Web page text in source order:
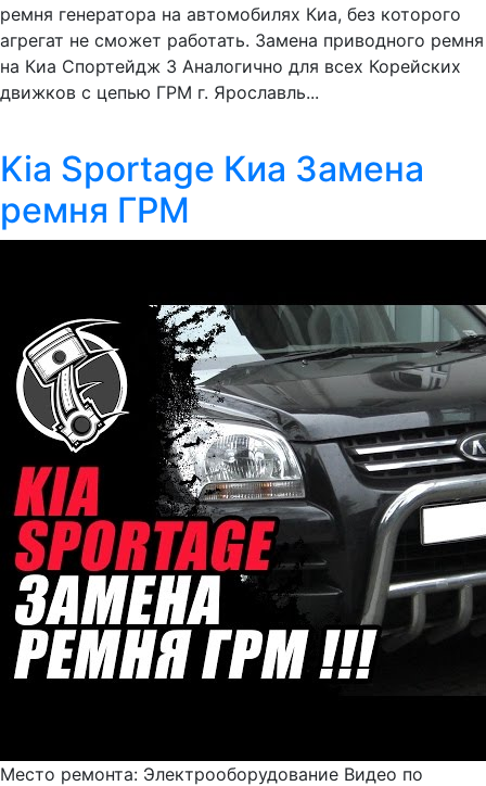
ремня генератора на автомобилях Киа, без которого
агрегат не сможет работать. Замена приводного ремня
на Киа Спортейдж 3 Аналогично для всех Корейских
движков с цепью ГРМ г. Ярославль...
Kia Sportage Киа Замена
ремня ГРМ
Место ремонта: Электрооборудование Видео по